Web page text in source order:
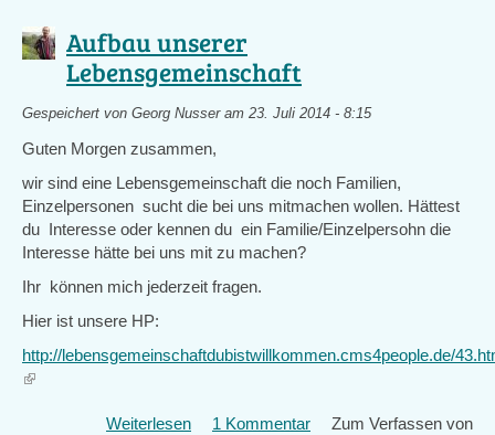
in
der
als
Selbstversorger,
Permakultur
und
freier
Schule
leben?
Aufbau unserer
Lebensgemeinschaft
Gespeichert von Georg Nusseram 23. Juli 2014 - 8:15
Guten Morgen zusammen,
wir sind eine Lebensgemeinschaft die noch Familien,
Einzelpersonen sucht die bei uns mitmachen wollen. Hättest
du Interesse oder kennen du ein Familie/Einzelpersohn die
Interesse hätte bei uns mit zu machen?
Ihr können mich jederzeit fragen.
Hier ist unsere HP:
http://lebensgemeinschaftdubistwillkommen.cms4people.de/
(link
Weiterlesen über1 Kommentar
Zum Verfassen von